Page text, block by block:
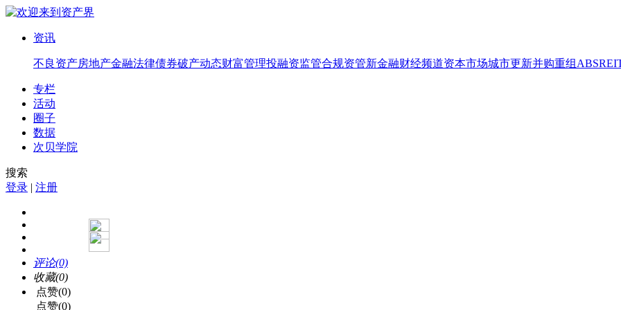
资讯
不良资产房地产金融法律债券破产动态财富管理投融资监管合规资管新金融财经频道资本市场城市更新并购重组 ABS
专栏
活动
圈子
数据
次贝学院
搜索
登录 | 注册
评论(0)
收藏(0)
点赞(0)
点赞(0)